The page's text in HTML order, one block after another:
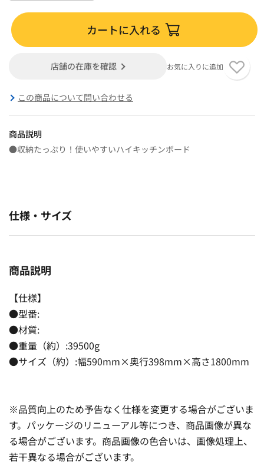
カートに入れる
店舗の在庫を確認 お気に入りに追加
この商品について問い合わせる
商品説明
●収納たっぷり！使いやすいハイキッチンボード
仕様・サイズ
商品説明
【仕様】
●型番:
●材質:
●重量（約）:39500g
●サイズ（約）:幅590mm×奥行398mm×高さ1800mm
※品質向上のため予告なく仕様を変更する場合がございま
す。パッケージのリニューアル等につき、商品画像が異な
る場合がございます。商品画像の色合いは、画像処理上、
若干異なる場合がございます。